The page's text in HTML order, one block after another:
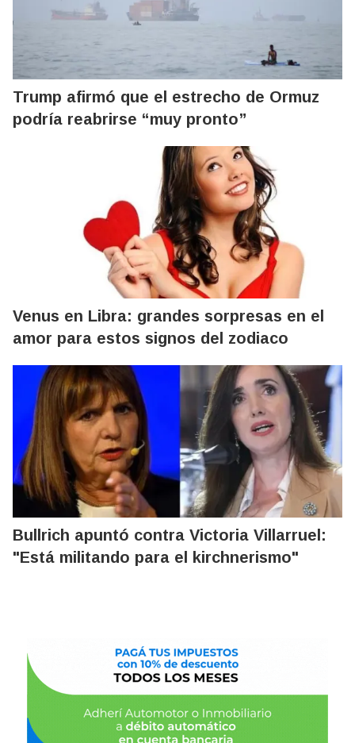
Trump afirmó que el estrecho de Ormuz
podría reabrirse “muy pronto”
Venus en Libra: grandes sorpresas en el
amor para estos signos del zodiaco
Bullrich apuntó contra Victoria Villarruel:
"Está militando para el kirchnerismo"